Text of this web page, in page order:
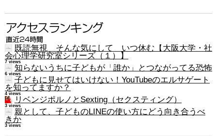
既読無視 そんな気にして いつ休む【大阪大学・社
会心理学研究室シリーズ（１）】
7 views
知らないうちに子どもが「誰か」とつながってる恐怖
6 views
子どもに見せてはいけない！YouTubeのエルサゲート
を知ってますか？
4 views
リベンジポルノとSexting（セクスティング）
3 views
親として、子どものLINEの使い方にどう向き合うべ
きか
3 views